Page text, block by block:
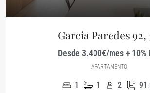
Garcia Paredes 92,
Desde 3.400€/mes + 10%
APARTAMENTO
1 1 2 91